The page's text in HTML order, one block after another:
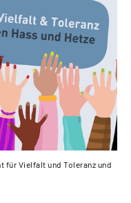
für Vielfalt und Toleranz und